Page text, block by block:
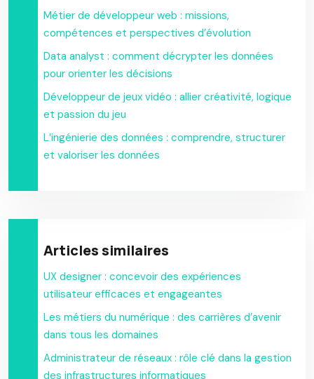
Métier de développeur web : missions,
compétences et perspectives d’évolution
Data analyst : comment décrypter les données
pour orienter les décisions
Développeur de jeux vidéo : allier créativité, logique
et passion du jeu
L’ingénierie des données : comprendre, structurer
et valoriser les données
Articles similaires
UX designer : concevoir des expériences
utilisateur efficaces et engageantes
Les métiers du numérique : des carrières d’avenir
dans tous les domaines
Administrateur de réseaux : rôle clé dans la gestion
des infrastructures informatiques